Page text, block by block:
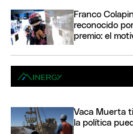
Franco
reconocido
premio: el
Vaca Muerta
la política